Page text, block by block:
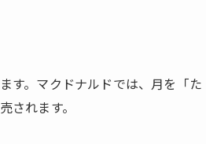
す。マクドナルドでは、月を「た
されます。